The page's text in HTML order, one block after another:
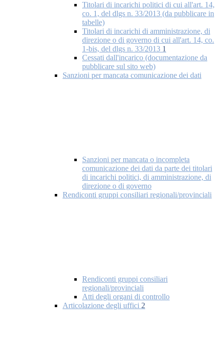
Titolari di incarichi politici di cui all'art. 14,
co. 1, del dlgs n. 33/2013 (da pubblicare in
tabelle)
Titolari di incarichi di amministrazione, di
direzione o di governo di cui all'art. 14, co.
1-bis, del dlgs n. 33/2013 1
Cessati dall'incarico (documentazione da
pubblicare sul sito web)
Sanzioni per mancata comunicazione dei dati
Sanzioni per mancata o incompleta
comunicazione dei dati da parte dei titolari
di incarichi politici, di amministrazione, di
direzione o di governo
Rendiconti gruppi consiliari regionali/provinciali
Rendiconti gruppi consiliari
regionali/provinciali
Atti degli organi di controllo
Articolazione degli uffici 2